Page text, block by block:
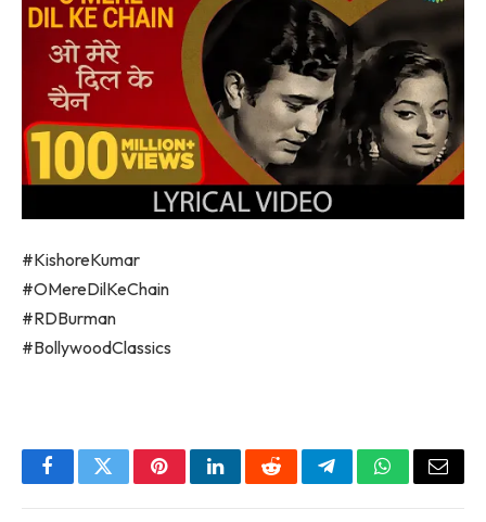
#KishoreKumar
#OMereDilKeChain
#RDBurman
#BollywoodClassics
FacebookTwitterPinterestLinkedInRedditTelegramWhatsApp
Email